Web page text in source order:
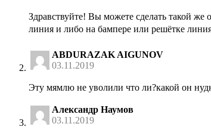
Здравствуйте! Вы можете сделать такой же
линия и либо на бампере или решётке
ABDURAZAK AIGUNOV
03.11.2019
Эту мямлю не уволили что ли?какой он
Александр Наумов
03.11.2019